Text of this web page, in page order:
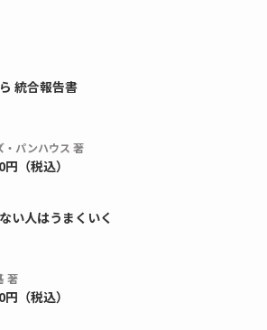
実績！】デジタ
ャンペーンを...
る
統合報告書
・パンハウス 著
（税込）
い人はうまくいく
著
（税込）